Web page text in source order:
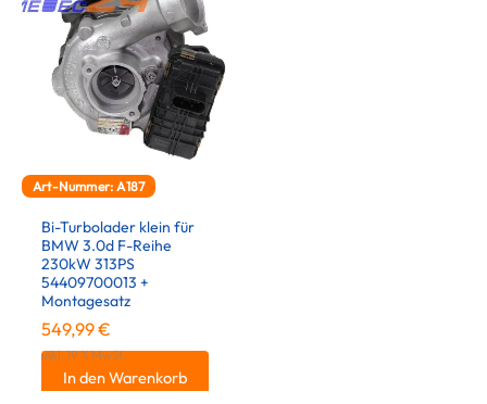
Art-Nummer: A187
Bi-Turbolader klein für
BMW 3.0d F-Reihe
230kW 313PS
54409700013 +
Montagesatz
549,99€
inkl. 19 % MwSt.
In den Warenkorb